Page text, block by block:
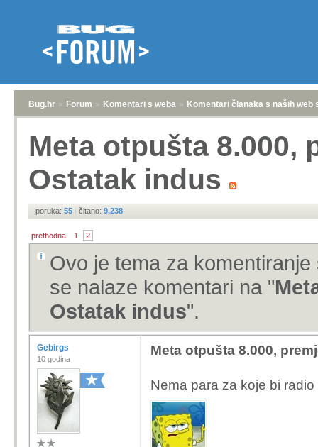
Bug.hr » Forum » Komentari s weba » Komentari članaka s naših web
Meta otpušta 8.000,
Ostatak indus
poruka: 55 | čitano: 9.238
prethodna 1 2
Ovo je tema za
se nalaze komentari na "
Ostatak indus".
Gebirgs
10 godina
Meta otpušta 8.000,
Nema para za koje bi